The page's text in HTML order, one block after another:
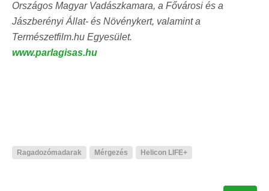
Országos Magyar Vadászkamara, a Fővárosi és a
Jászberényi Állat- és Növénykert, valamint a
Természetfilm.hu Egyesület.
www.parlagisas.hu
Ragadozómadarak Mérgezés Helicon LIFE+